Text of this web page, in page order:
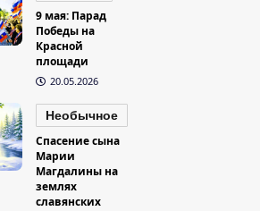
9 мая: Парад
Победы на
Красной
площади
20.05.2026
Необычное
Спасение сына
Марии
Магдалины на
землях
славянских